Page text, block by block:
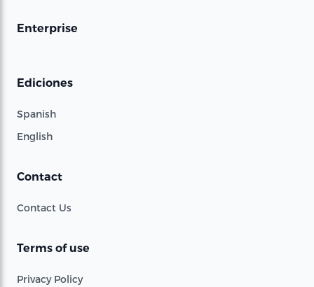
Enterprise
Ediciones
Spanish
English
Contact
Contact Us
Terms of use
Privacy Policy